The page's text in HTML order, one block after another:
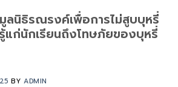
นิธิรณรงค์เพื่อการไม่สูบบุหรี่
แก่นักเรียนถึงโทษภัยของบุหรี่
BYADMIN